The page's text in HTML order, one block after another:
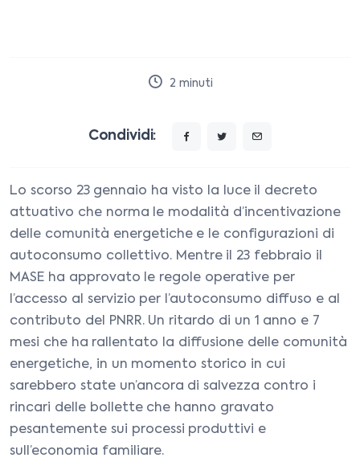
2 minuti
Condividi:
Lo scorso 23 gennaio ha visto la luce il decreto
attuativo che norma le modalità d’incentivazione
delle comunità energetiche e le configurazioni di
autoconsumo collettivo. Mentre il 23 febbraio il
MASE ha approvato le regole operative per
l’accesso al servizio per l’autoconsumo diffuso e al
contributo del PNRR. Un ritardo di un 1 anno e 7
mesi che ha rallentato la diffusione delle comunità
energetiche, in un momento storico in cui
sarebbero state un’ancora di salvezza contro i
rincari delle bollette che hanno gravato
pesantemente sui processi produttivi e
sull’economia familiare.